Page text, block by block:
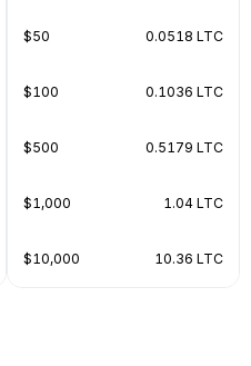
$50 0.0518 LTC
$100 0.1036 LTC
$500 0.5179 LTC
$1,000 1.04 LTC
$10,000 10.36 LTC